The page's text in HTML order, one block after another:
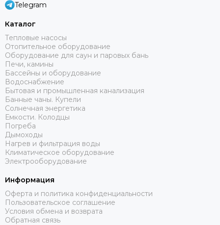
Telegram
Каталог
Тепловые насосы
Отопительное оборудование
Оборудование для саун и паровых бань
Печи, камины
Бассейны и оборудование
Водоснабжение
Бытовая и промышленная канализация
Банные чаны. Купели
Солнечная энергетика
Емкости. Колодцы
Погреба
Дымоходы
Нагрев и фильтрация воды
Климатическое оборудование
Электрооборудование
Информация
Оферта и политика конфиденциальности
Пользовательское соглашение
Условия обмена и возврата
Обратная связь